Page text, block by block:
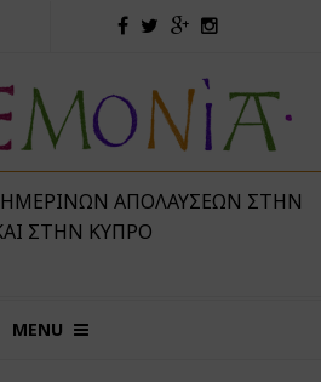
ΑΠΟΛΑΎΣΕΩΝ ΣΤΗΝ
ΣΤΗΝ ΚΎΠΡΟ
MENU